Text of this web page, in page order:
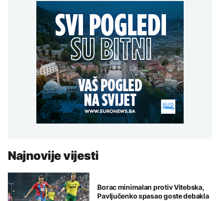
Najnovije vijesti
Borac minimalan protiv Vitebska,
Pavljučenko spasao goste debakla